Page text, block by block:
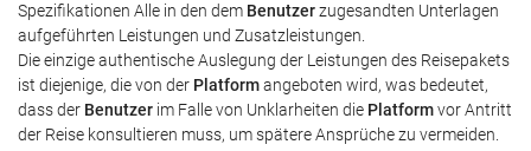
Spezifikationen Alle in den dem Benutzerzugesandten Unterlagen
aufgeführten Leistungen und Zusatzleistungen.
Die einzige authentische Auslegung der Leistungen des Reisepakets
ist diejenige, die von der Platformangeboten wird, was bedeutet,
dass der Benutzer im Falle von Unklarheiten die Platformvor Antritt
der Reise konsultieren muss, um spätere Ansprüche zu vermeiden.